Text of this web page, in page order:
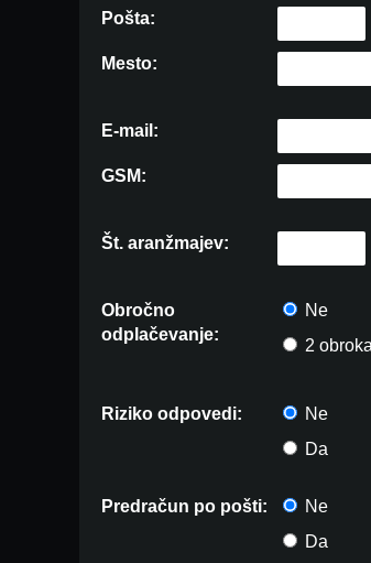
Pošta:
Mesto:
E-mail:
GSM:
Št. aranžmajev:
Obročno
odplačevanje:
Ne
2 obroka
Riziko odpovedi:
Ne
Da
Predračun po pošti:
Ne
Da